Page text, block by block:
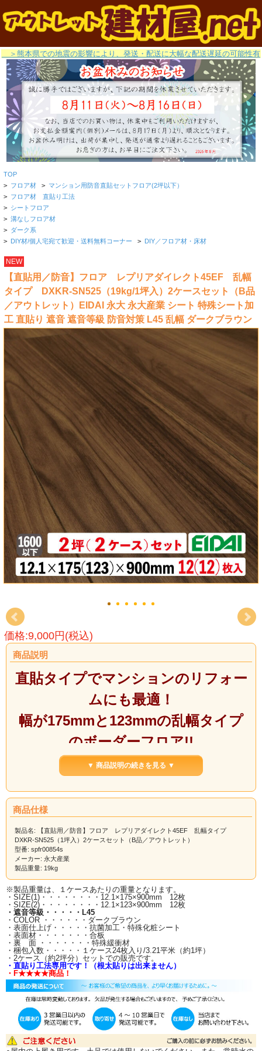
＞熊本県での地震の影響により、発送・配送に大幅な配送遅延の可能性有
TOP
> フロア材 > マンション用防音直貼セットフロア(2坪以下）
> フロア材 直貼り工法
> シートフロア
> 溝なしフロア材
> ダーク系
> DIY材/個人宅宛て歓迎・送料無料コーナー > DIY／フロア材・床材
NEW
【直貼用／防音】フロア レプリアダイレクト45EF 乱幅
タイプ DXKR-SN525（19kg/1坪入）2ケースセット（B品
／アウトレット）EIDAI 永大 永大産業 シート 特殊シート加
工 直貼り 遮音 遮音等級 防音対策 L45 乱幅 ダークブラウン
価格:9,000円(税込)
商品説明
直貼タイプでマンションのリフォー
ムにも最適！
幅が175mmと123mmの乱幅タイプ
のボーダーフロア!!
L45等級の防音フロアです！
こちらの商品は2ケース（約2坪）セ
ットでの販売です。
■■■お届けについて■■■
お届けは、一階の軒先渡しとなります。
屋内への荷運びはお受け致しかねますので、荷受けのご用意をお願いいたしま
す。
ドライバーは、原則、一人での配送となりますので、ご理解くださいませ。
▼ 商品説明の続きを見る ▼
商品仕様
製品名: 【直貼用／防音】フロア レプリアダイレクト45EF 乱幅タイプ
DXKR-SN525（1坪入）2ケースセット（B品／アウトレット）
型番: spfr00854s
メーカー: 永大産業
製品重量: 19kg
※製品重量は、１ケースあたりの重量となります。
・SIZE(1)・・・・・・・・12.1×175×900mm 12枚
・SIZE(2)・・・・・・・・12.1×123×900mm 12枚
・遮音等級・・・・・L45
・COLOR ・・・・・・ダークブラウン
・表面仕上げ・・・・・抗菌加工・特殊化粧シート
・表面材・・・・・・・合板
・裏 面 ・・・・・・・特殊緩衝材
・梱包入数・・・・・１ケース24枚入り/3.21平米（約1坪）
・2ケース（約2坪分）セットでの販売です。
・直貼り工法専用です！（根太貼りは出来ません）
・F★★★★商品！